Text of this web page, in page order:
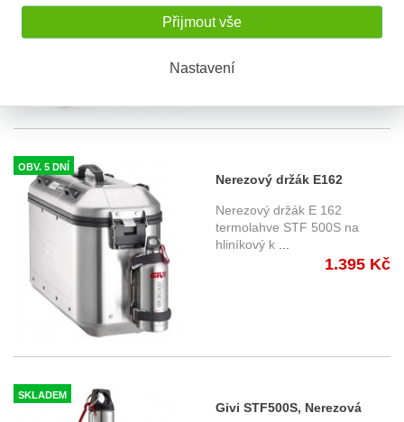
Přijmout vše
Nastavení
kufrů Dolomiti 30 l.
1.290 Kč
OBV. 5 DNÍ
Nerezový držák E162
termolahve Givi STF500S
Nerezový držák E 162
termolahve STF 500S na
hliníkový k
1.395 Kč
SKLADEM
Givi STF500S, Nerezová